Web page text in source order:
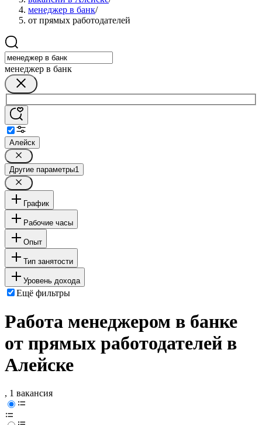
менеджер в банк/
от прямых работодателей
менеджер в банк
Алейск
Другие параметры1
График
Рабочие часы
Опыт
Тип занятости
Уровень дохода
Ещё фильтры
Работа менеджером в банке
от прямых работодателей в
Алейске
, 1 вакансия